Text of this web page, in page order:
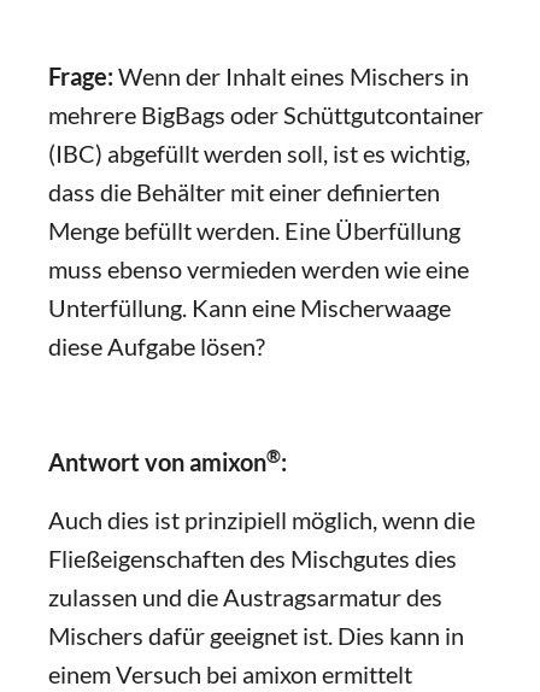
Frage: Wenn der Inhalt eines Mischers in
mehrere BigBags oder Schüttgutcontainer
(IBC) abgefüllt werden soll, ist es wichtig,
dass die Behälter mit einer definierten
Menge befüllt werden. Eine Überfüllung
muss ebenso vermieden werden wie eine
Unterfüllung. Kann eine Mischerwaage
diese Aufgabe lösen?
Antwort von amixon®:
Auch dies ist prinzipiell möglich, wenn die
Fließeigenschaften des Mischgutes dies
zulassen und die Austragsarmatur des
Mischers dafür geeignet ist. Dies kann in
einem Versuch bei amixon ermittelt